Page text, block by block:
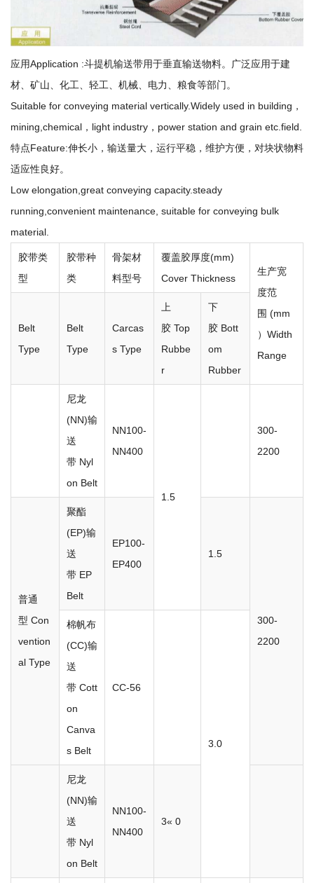
应用Application :斗提机输送带用于垂直输送物料。广泛应用于建
材、矿山、化工、轻工、机械、电力、粮食等部门。
Suitable for conveying material vertically.Widely used in building，
mining,chemical，light industry，power station and grain etc.field.
特点Feature:伸长小，输送量大，运行平稳，维护方便，对块状物料
适应性良好。
Low elongation,great conveying capacity.steady
running,convenient maintenance, suitable for conveying bulk
material.
胶带类
型
胶带种
类
骨架材
料型号
覆盖胶厚度(mm)
Cover Thickness
生产宽
度范
围 (mm
）Width
Range
Belt
Type
Belt
Type
Carcas
s Type
上
胶 Top
Rubbe
r
下
胶 Bott
om
Rubber
尼龙
(NN)输
送
带 Nyl
on Belt
NN100-
NN400
1.5
300-
2200
普通
型 Con
vention
al Type
聚酯
(EP)输
送
带 EP
Belt
EP100-
EP400
1.5
300-
2200
棉帆布
(CC)输
送
带 Cott
on
Canva
s Belt
CC-56
3.0
尼龙
(NN)输
送
带 Nyl
on Belt
NN100-
NN400
3« 0